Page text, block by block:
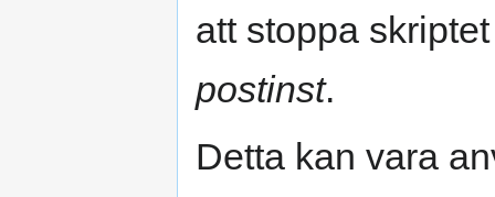
att stoppa
postinst.
Detta kan vara